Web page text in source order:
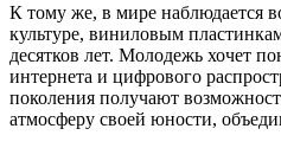
К тому же, в мире наблюдается
культуре, виниловым
десятков лет. Молодежь хочет
интернета и цифрового
поколения получают
атмосферу своей юности,